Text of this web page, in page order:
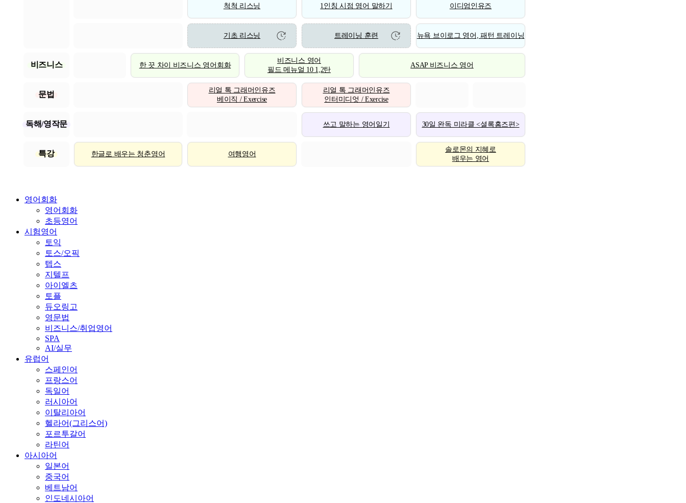
척척 리스닝 1인칭 시점 영어 말하기 이디엄인유즈
기초 리스닝 트레이닝 훈련 뉴욕 브이로그 영어, 패턴 트레이닝
비즈니스 한 끗 차이 비즈니스 영어회화
비즈니스 영어
필드 메뉴얼 10 1,2탄
ASAP 비즈니스 영어
문법
리얼 톡 그래머인유즈
베이직 / Exercise
리얼 톡 그래머인유즈
인터미디엇 / Exercise
독해/영작문 쓰고 말하는 영어일기 30일 완독 미라클 <셜록홈즈편>
특강 한글로 배우는 청춘영어 여행영어
솔로몬의 지혜로
배우는 영어
영어회화
영어회화
초등영어
시험영어
토익
토스/오픽
텝스
지텔프
아이엘츠
토플
듀오링고
영문법
비즈니스/취업영어
SPA
AI/실무
유럽어
스페인어
프랑스어
독일어
러시아어
이탈리아어
헬라어(그리스어)
포르투갈어
라틴어
아시아어
일본어
중국어
베트남어
인도네시아어